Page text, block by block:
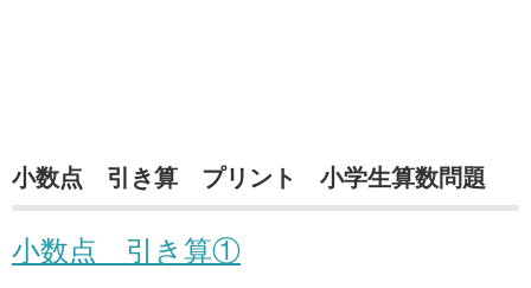
小数点 引き算 プリント 小学生算数問題
小数点 引き算①